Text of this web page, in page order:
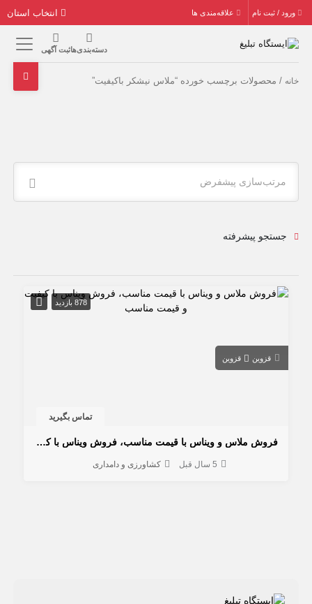
ورود / ثبت نام علاقه‌مندی ها
دسته‌بندی‌هاثبت آگهی
خانه / محصولات برچسب خورده “ملاس نیشکر باکیفیت”
مرتب‌سازی پیشفرض
جستجو پیشرفته
878 بازدید
قزوین قزوین
تماس بگیرید
فروش ملاس و ویناس با قیمت مناسب، فروش ویناس با کیفیت و قیمت مناسب
5 سال قبل کشاورزی و دامداری